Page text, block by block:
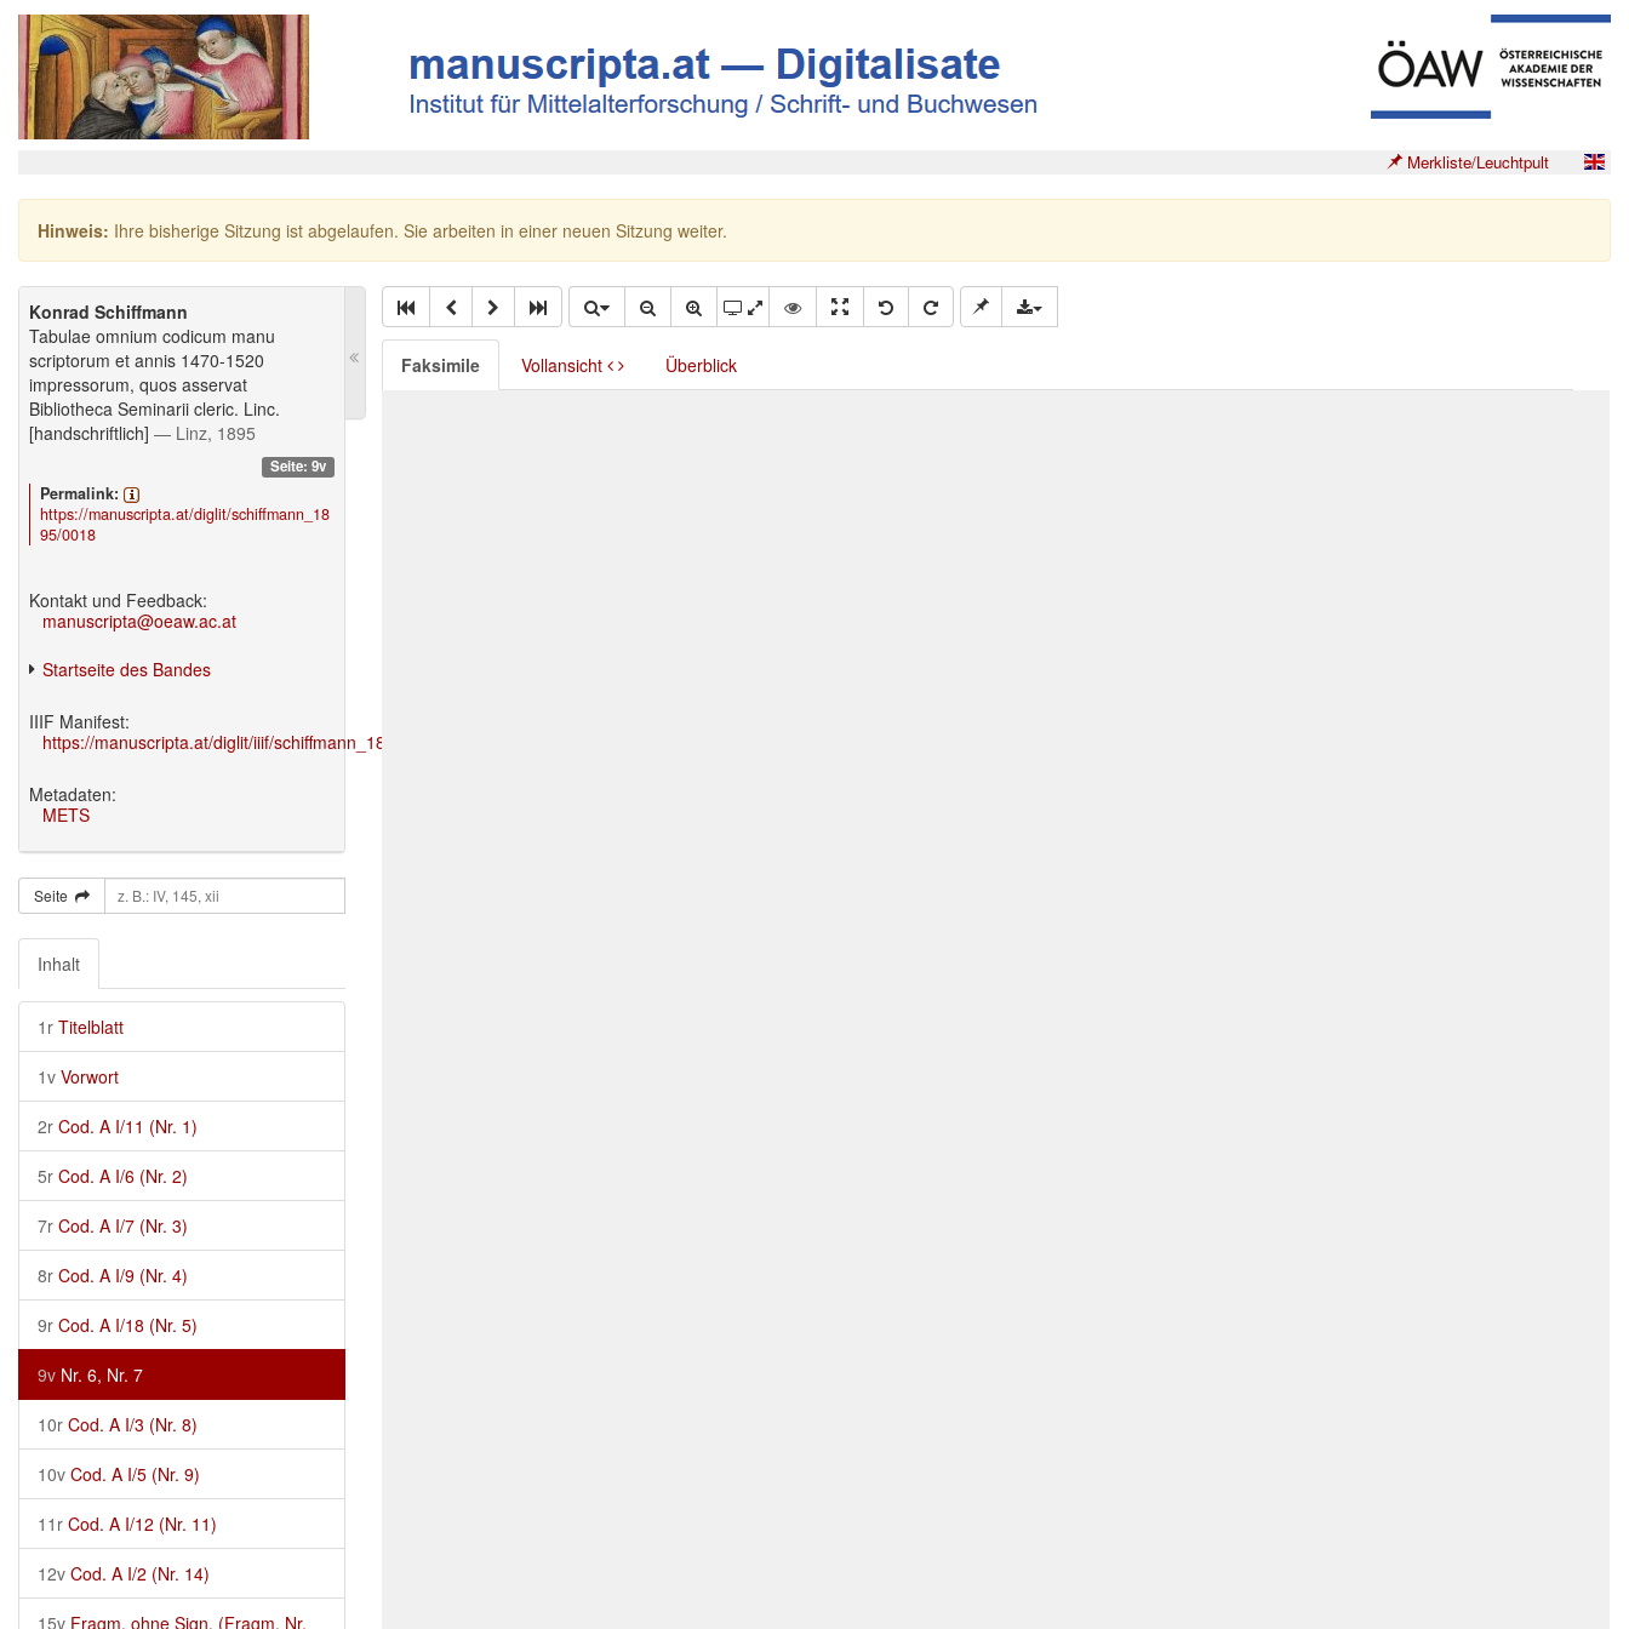
Merkliste/Leuchtpult
Hinweis: Ihre bisherige Sitzung ist abgelaufen. Sie arbeiten in einer neuen Sitzung weiter.
Konrad Schiffmann
Tabulae omnium codicum manu
scriptorum et annis 1470-1520
impressorum, quos asservat
Bibliotheca Seminarii cleric. Linc.
[handschriftlich] — Linz, 1895
Seite: 9v
Permalink:
https://manuscripta.at/diglit/schiffmann_18
95/0018
Kontakt und Feedback:
manuscripta@oeaw.ac.at
Startseite des Bandes
IIIF Manifest:
https://manuscripta.at/diglit/iiif/schiffmann_1895/manifest.json
Metadaten:
METS
Seite
Inhalt
1r Titelblatt
1v Vorwort
2r Cod. A I/11 (Nr. 1)
5r Cod. A I/6 (Nr. 2)
7r Cod. A I/7 (Nr. 3)
8r Cod. A I/9 (Nr. 4)
9r Cod. A I/18 (Nr. 5)
9v Nr. 6, Nr. 7
10r Cod. A I/3 (Nr. 8)
10v Cod. A I/5 (Nr. 9)
11r Cod. A I/12 (Nr. 11)
12v Cod. A I/2 (Nr. 14)
15v Fragm. ohne Sign. (Fragm. Nr.
Faksimile Vollansicht Überblick